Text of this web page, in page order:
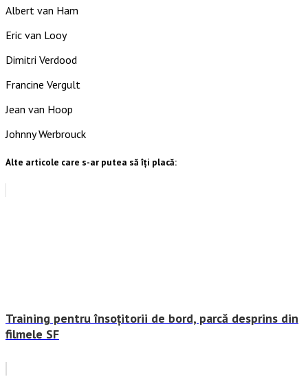
Albert van Ham
Eric van Looy
Dimitri Verdood
Francine Vergult
Jean van Hoop
Johnny Werbrouck
Alte articole care s-ar putea să îți placă:
Training pentru însoțitorii de bord, parcă desprins din
filmele SF